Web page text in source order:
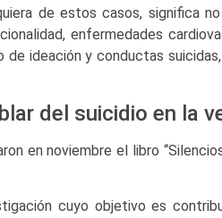
de estos casos, significa
enfermedades
de ideación y conductas
del suicidio en la
en noviembre el libro
cuyo objetivo es